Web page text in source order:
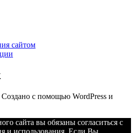
сайтом
с помощью WordPress и
сайта вы обязаны согласиться с
и использования. Если Вы